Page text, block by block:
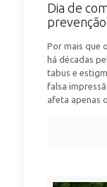
Dia de
Por mais que
há décadas
tabus e
falsa
afeta apenas